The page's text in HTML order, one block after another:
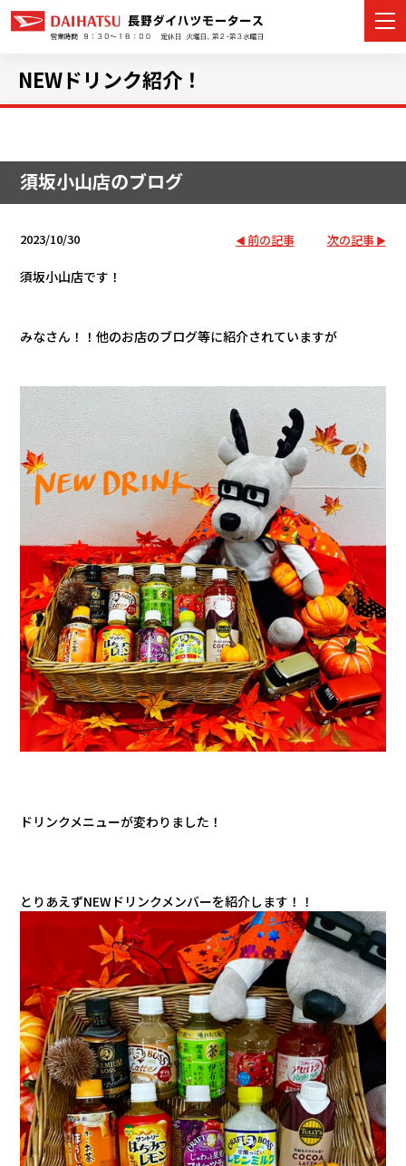
店舗情報
会社情報
カタ
NEWドリンク紹介！
須坂小山店のブログ
2023/10/30 前の記事 次の記事
須坂小山店です！
みなさん！！他のお店のブログ等に紹介されていますが
ドリンクメニューが変わりました！
とりあえずNEWドリンクメンバーを紹介します！！